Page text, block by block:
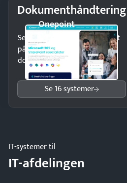
Dokumenthåndtering
Onepoint
Send kontrakter til underskrift
på minutter og mist ingen
dokumenter.
Se 16 systemer
IT-systemer til
IT-afdelingen